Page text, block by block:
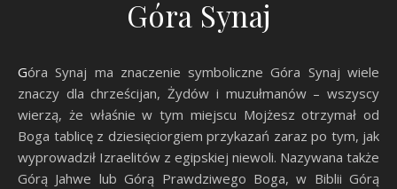
Góra Synaj
Góra Synaj ma znaczenie symboliczne Góra Synaj wiele
znaczy dla chrześcijan, Żydów i muzułmanów – wszyscy
wierzą, że właśnie w tym miejscu Mojżesz otrzymał od
Boga tablicę z dziesięciorgiem przykazań zaraz po tym, jak
wyprowadził Izraelitów z egipskiej niewoli. Nazywana także
Górą Jahwe lub Górą Prawdziwego Boga, w Biblii Górą